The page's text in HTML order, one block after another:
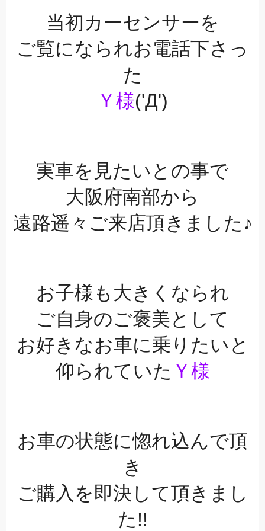
当初カーセンサーを
ご覧になられお電話下さっ
た
Ｙ様('Д')
実車を見たいとの事で
大阪府南部から
遠路遥々ご来店頂きました♪
お子様も大きくなられ
ご自身のご褒美として
お好きなお車に乗りたいと
仰られていた Ｙ様
お車の状態に惚れ込んで頂
き
ご購入を即決して頂きまし
た!!